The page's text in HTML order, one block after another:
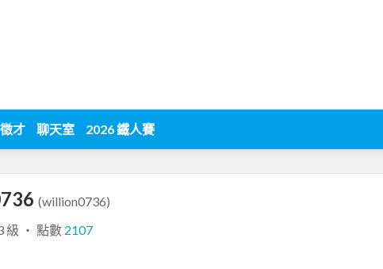
才 聊天室 2026 鐵人賽
(willion0736)
級 ‧ 點數 2107